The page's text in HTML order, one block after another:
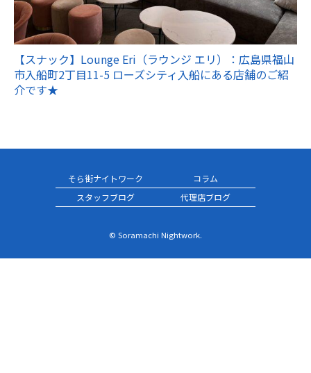
【スナック】Lounge Eri（ラウンジ エリ）：広島県福山
市入船町2丁目11-5 ローズシティ入船にある店舗のご紹
介です★
そら街ナイトワーク
コラム
スタッフブログ
代理店ブログ
© Soramachi Nightwork.